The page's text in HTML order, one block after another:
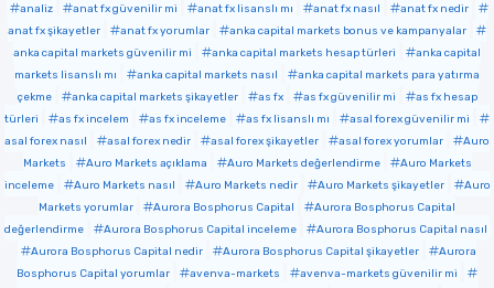
analiz
anat fx güvenilir mi anat fx lisanslı mı anat fx nasıl
anat fx nedir
anat fx şikayetler
anat fx yorumlar
anka capital markets bonus ve kampanyalar
anka capital markets güvenilir mi
anka capital markets hesap türleri
anka capital
markets lisanslı mı
anka capital markets nasıl
anka capital markets para yatırma
çekme
anka capital markets şikayetler as fx as fx güvenilir mi
as fx hesap
türleri
as fx incelem as fx inceleme as fx lisanslı mı
asal forex güvenilir mi
asal forex nasıl
asal forex nedir asal forex şikayetler asal forex yorumlar
Auro
Markets
Auro Markets açıklama Auro Markets değerlendirme
Auro Markets
inceleme
Auro Markets nasıl Auro Markets nedir Auro Markets şikayetler
Auro
Markets yorumlar
Aurora Bosphorus Capital
Aurora Bosphorus Capital
değerlendirme
Aurora Bosphorus Capital inceleme
Aurora Bosphorus Capital nasıl
Aurora Bosphorus Capital nedir
Aurora Bosphorus Capital şikayetler
Aurora
Bosphorus Capital yorumlar
avenva-markets
avenva-markets güvenilir mi